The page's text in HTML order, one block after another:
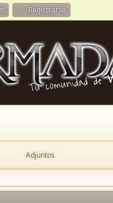
Registrarse
Adjuntos